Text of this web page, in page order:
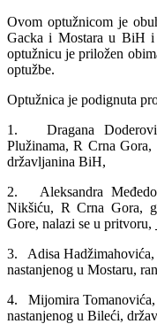
Ovom optužnicom je
Gacka i Mostara u BiH
optužnicu je priložen
optužbe.
Optužnica je podignuta
1. Dragana
Plužinama, R Crna Gora,
državljanina BiH,
2. Aleksandra
Nikšiću, R Crna Gora,
Gore, nalazi se u pritvoru,
3. Adisa Hadžimahovića,
nastanjenog u Mostaru,
4. Mijomira Tomanovića,
nastanjenog u Bileći,